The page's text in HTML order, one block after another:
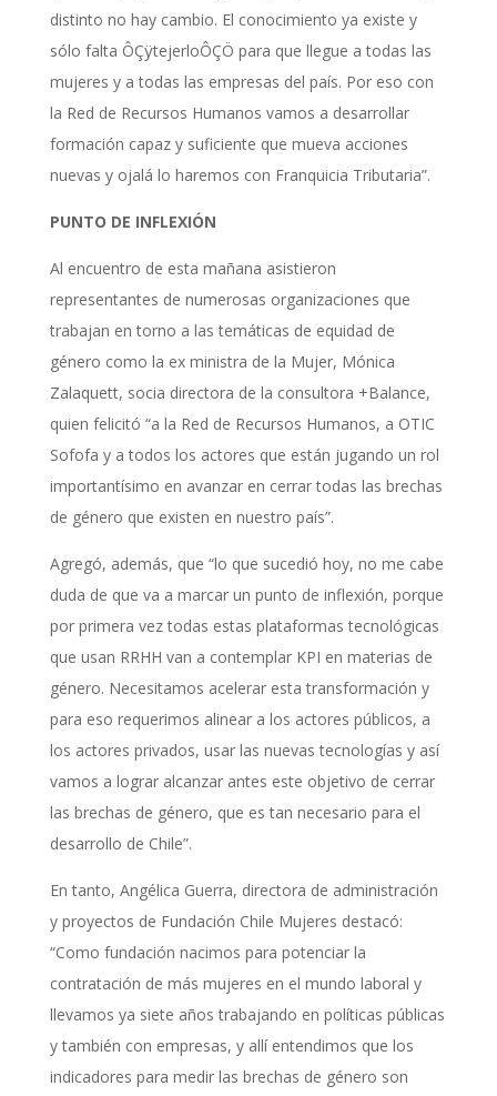
distinto no hay cambio. El conocimiento ya existe y
sólo falta ÔÇÿtejerloÔÇÖ para que llegue a todas las
mujeres y a todas las empresas del país. Por eso con
la Red de Recursos Humanos vamos a desarrollar
formación capaz y suficiente que mueva acciones
nuevas y ojalá lo haremos con Franquicia Tributaria”.
PUNTO DE INFLEXIÓN
Al encuentro de esta mañana asistieron
representantes de numerosas organizaciones que
trabajan en torno a las temáticas de equidad de
género como la ex ministra de la Mujer, Mónica
Zalaquett, socia directora de la consultora +Balance,
quien felicitó “a la Red de Recursos Humanos, a OTIC
Sofofa y a todos los actores que están jugando un rol
importantísimo en avanzar en cerrar todas las brechas
de género que existen en nuestro país”.
Agregó, además, que “lo que sucedió hoy, no me cabe
duda de que va a marcar un punto de inflexión, porque
por primera vez todas estas plataformas tecnológicas
que usan RRHH van a contemplar KPI en materias de
género. Necesitamos acelerar esta transformación y
para eso requerimos alinear a los actores públicos, a
los actores privados, usar las nuevas tecnologías y así
vamos a lograr alcanzar antes este objetivo de cerrar
las brechas de género, que es tan necesario para el
desarrollo de Chile”.
En tanto, Angélica Guerra, directora de administración
y proyectos de Fundación Chile Mujeres destacó:
“Como fundación nacimos para potenciar la
contratación de más mujeres en el mundo laboral y
llevamos ya siete años trabajando en políticas públicas
y también con empresas, y allí entendimos que los
indicadores para medir las brechas de género son